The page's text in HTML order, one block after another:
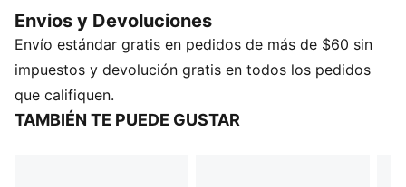
deportivo y comodidad durante todo el día para las
pequeñas leyendas en formación.
Envios y Devoluciones
Envío estándar gratis en pedidos de más de $60 sin
impuestos y devolución gratis en todos los pedidos
que califiquen.
TAMBIÉN TE PUEDE GUSTAR